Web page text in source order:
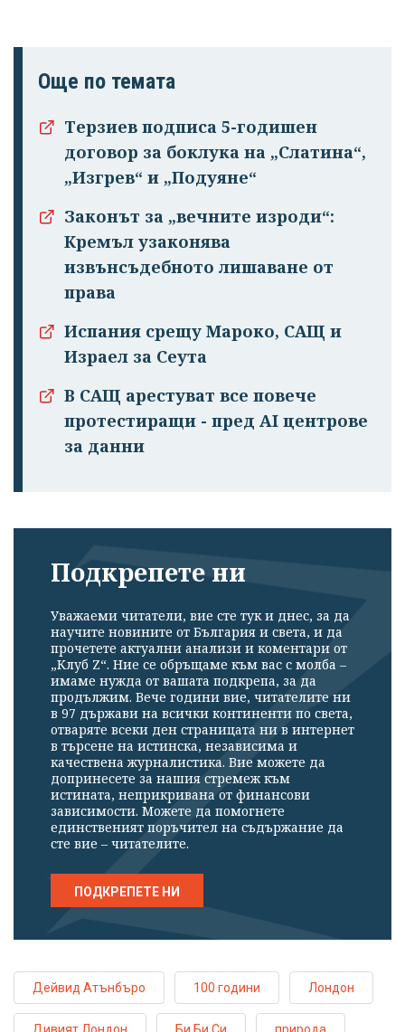
Още по темата
Терзиев подписа 5-годишен
договор за боклука на „Слатина“,
„Изгрев“ и „Подуяне“
Законът за „вечните изроди“:
Кремъл узаконява
извънсъдебното лишаване от
права
Испания срещу Мароко, САЩ и
Израел за Сеута
В САЩ арестуват все повече
протестиращи - пред AI центрове
за данни
Подкрепете ни
Уважаеми читатели, вие сте тук и днес, за да
научите новините от България и света, и да
прочетете актуални анализи и коментари от
„Клуб Z“. Ние се обръщаме към вас с молба –
имаме нужда от вашата подкрепа, за да
продължим. Вече години вие, читателите ни
в 97 държави на всички континенти по света,
отваряте всеки ден страницата ни в интернет
в търсене на истинска, независима и
качествена журналистика. Вие можете да
допринесете за нашия стремеж към
истината, неприкривана от финансови
зависимости. Можете да помогнете
единственият поръчител на съдържание да
сте вие – читателите.
ПОДКРЕПЕТЕ НИ
Дейвид Атънбъро 100 години Лондон